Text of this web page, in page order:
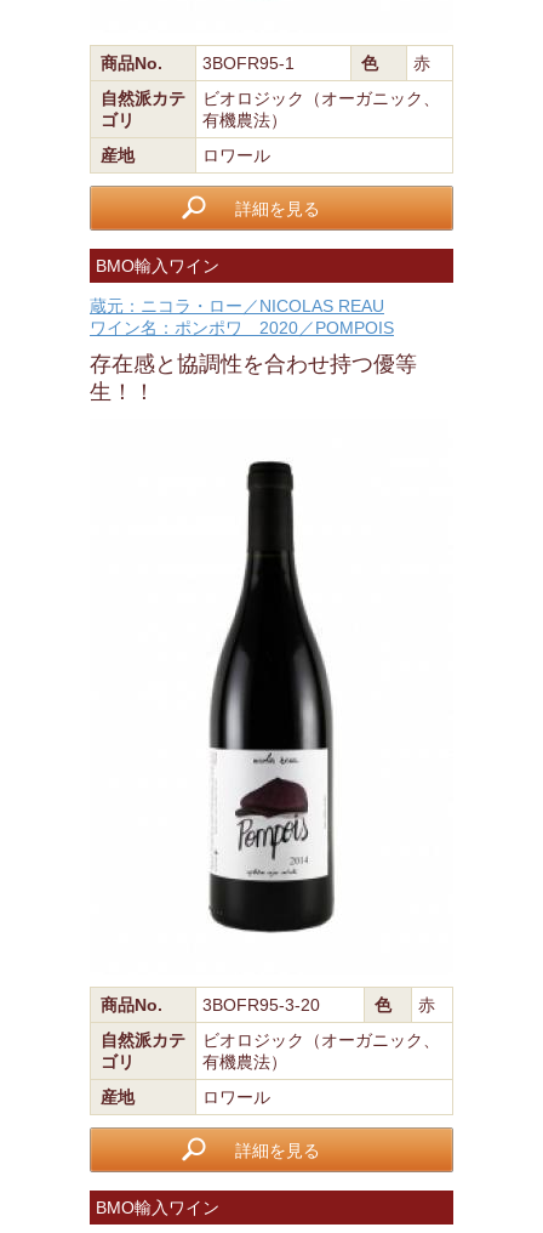
商品No. 3BOFR95-1 色
赤
自然派カテ
ゴリ
ビオロジック（オーガニック、
有機農法）
産地
ロワール
詳細を見る
BMO輸入ワイン
蔵元：ニコラ・ロー／NICOLAS REAU
ワイン名：ポンポワ 2020／POMPOIS
存在感と協調性を合わせ持つ優等
生！！
商品No. 3BOFR95-3-20 色
赤
自然派カテ
ゴリ
ビオロジック（オーガニック、
有機農法）
産地
ロワール
詳細を見る
BMO輸入ワイン